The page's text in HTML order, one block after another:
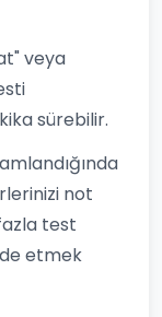
veya
sürebilir.
not
test
etmek